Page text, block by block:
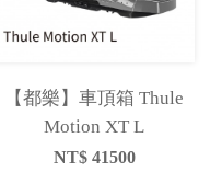
【都樂】車頂箱 Thule
Motion XT L
NT$ 41500